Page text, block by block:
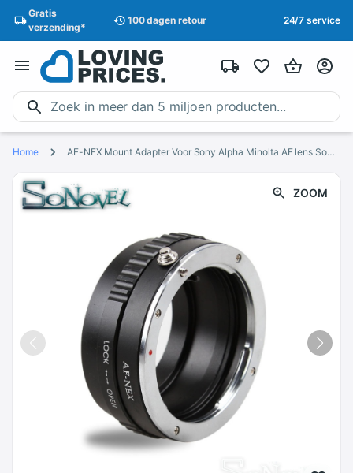
Gratis
verzending*
100 dagen retour 24/7 service
Home AF-NEX Mount Adapter Voor Sony Alpha Minolta AF lens Sony E mount NEX adapter A7 A7R NEX-5T NEX7 A5000 A6000 A6300 A6500 A3500
ZOOM